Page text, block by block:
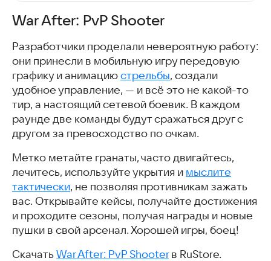
War After: PvP Shooter
Разработчики проделали невероятную работу:
они принесли в мобильную игру передовую
графику и анимацию стрельбы, создали
удобное управление, — и всё это не какой-то
тир, а настоящий сетевой боевик. В каждом
раунде две команды будут сражаться друг с
другом за превосходство по очкам.
Метко метайте гранаты, часто двигайтесь,
лечитесь, используйте укрытия и мыслите
тактически, не позволяя противникам зажать
вас. Открывайте кейсы, получайте достижения
и проходите сезоны, получая награды и новые
пушки в свой арсенал. Хорошей игры, боец!
Скачать War After: PvP Shooterв RuStore.